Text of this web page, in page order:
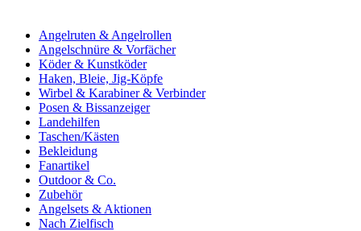
Angelruten & Angelrollen
Angelschnüre & Vorfächer
Köder & Kunstköder
Haken, Bleie, Jig-Köpfe
Wirbel & Karabiner & Verbinder
Posen & Bissanzeiger
Landehilfen
Taschen/Kästen
Bekleidung
Fanartikel
Outdoor & Co.
Zubehör
Angelsets & Aktionen
Nach Zielfisch